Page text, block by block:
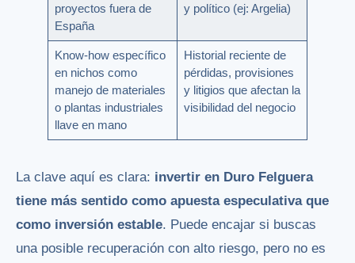
proyectos fuera de
España
y político (ej: Argelia)
Know-how específico
en nichos como
manejo de materiales
o plantas industriales
llave en mano
Historial reciente de
pérdidas, provisiones
y litigios que afectan la
visibilidad del negocio
La clave aquí es clara: invertir en Duro Felguera
tiene más sentido como apuesta especulativa que
como inversión estable. Puede encajar si buscas
una posible recuperación con alto riesgo, pero no es